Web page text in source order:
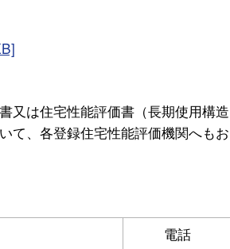
又は住宅性能評価書（長期使用構造
て、各登録住宅性能評価機関へもお
電話